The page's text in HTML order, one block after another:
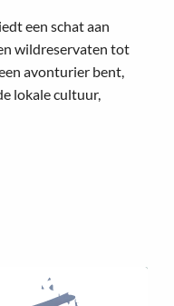
een schat aan
wildreservaten tot
avonturier bent,
lokale cultuur,